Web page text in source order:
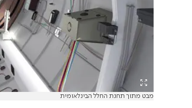
מבט מתוך תחנת החלל הבינלאומית